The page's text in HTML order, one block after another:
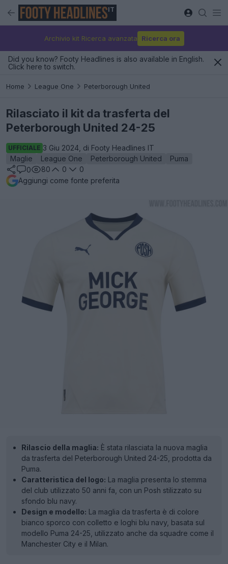
IT
Archivio kit Ricerca avanzata Ricerca ora
Did you know? Footy Headlines is also available in English.
Click here to switch.
Home League One Peterborough United
Rilasciato il kit da trasferta del
Peterborough United 24-25
UFFICIALE 3 Giu 2024, di Footy Headlines IT
Maglie
League One Peterborough United
Puma
0
80 0
0
Aggiungi come fonte preferita
Rilascio della maglia: È stata rilasciata la nuova maglia
da trasferta del Peterborough United 24-25, prodotta da
Puma.
Caratteristica del logo: La maglia presenta lo stemma
del club utilizzato 50 anni fa, con un Posh stilizzato su
sfondo blu navy.
Design e modello: La maglia da trasferta è di colore
bianco sporco con colletto e loghi blu navy, basata sul
modello Puma 24-25, utilizzato anche da squadre come il
Manchester City e il Milan.